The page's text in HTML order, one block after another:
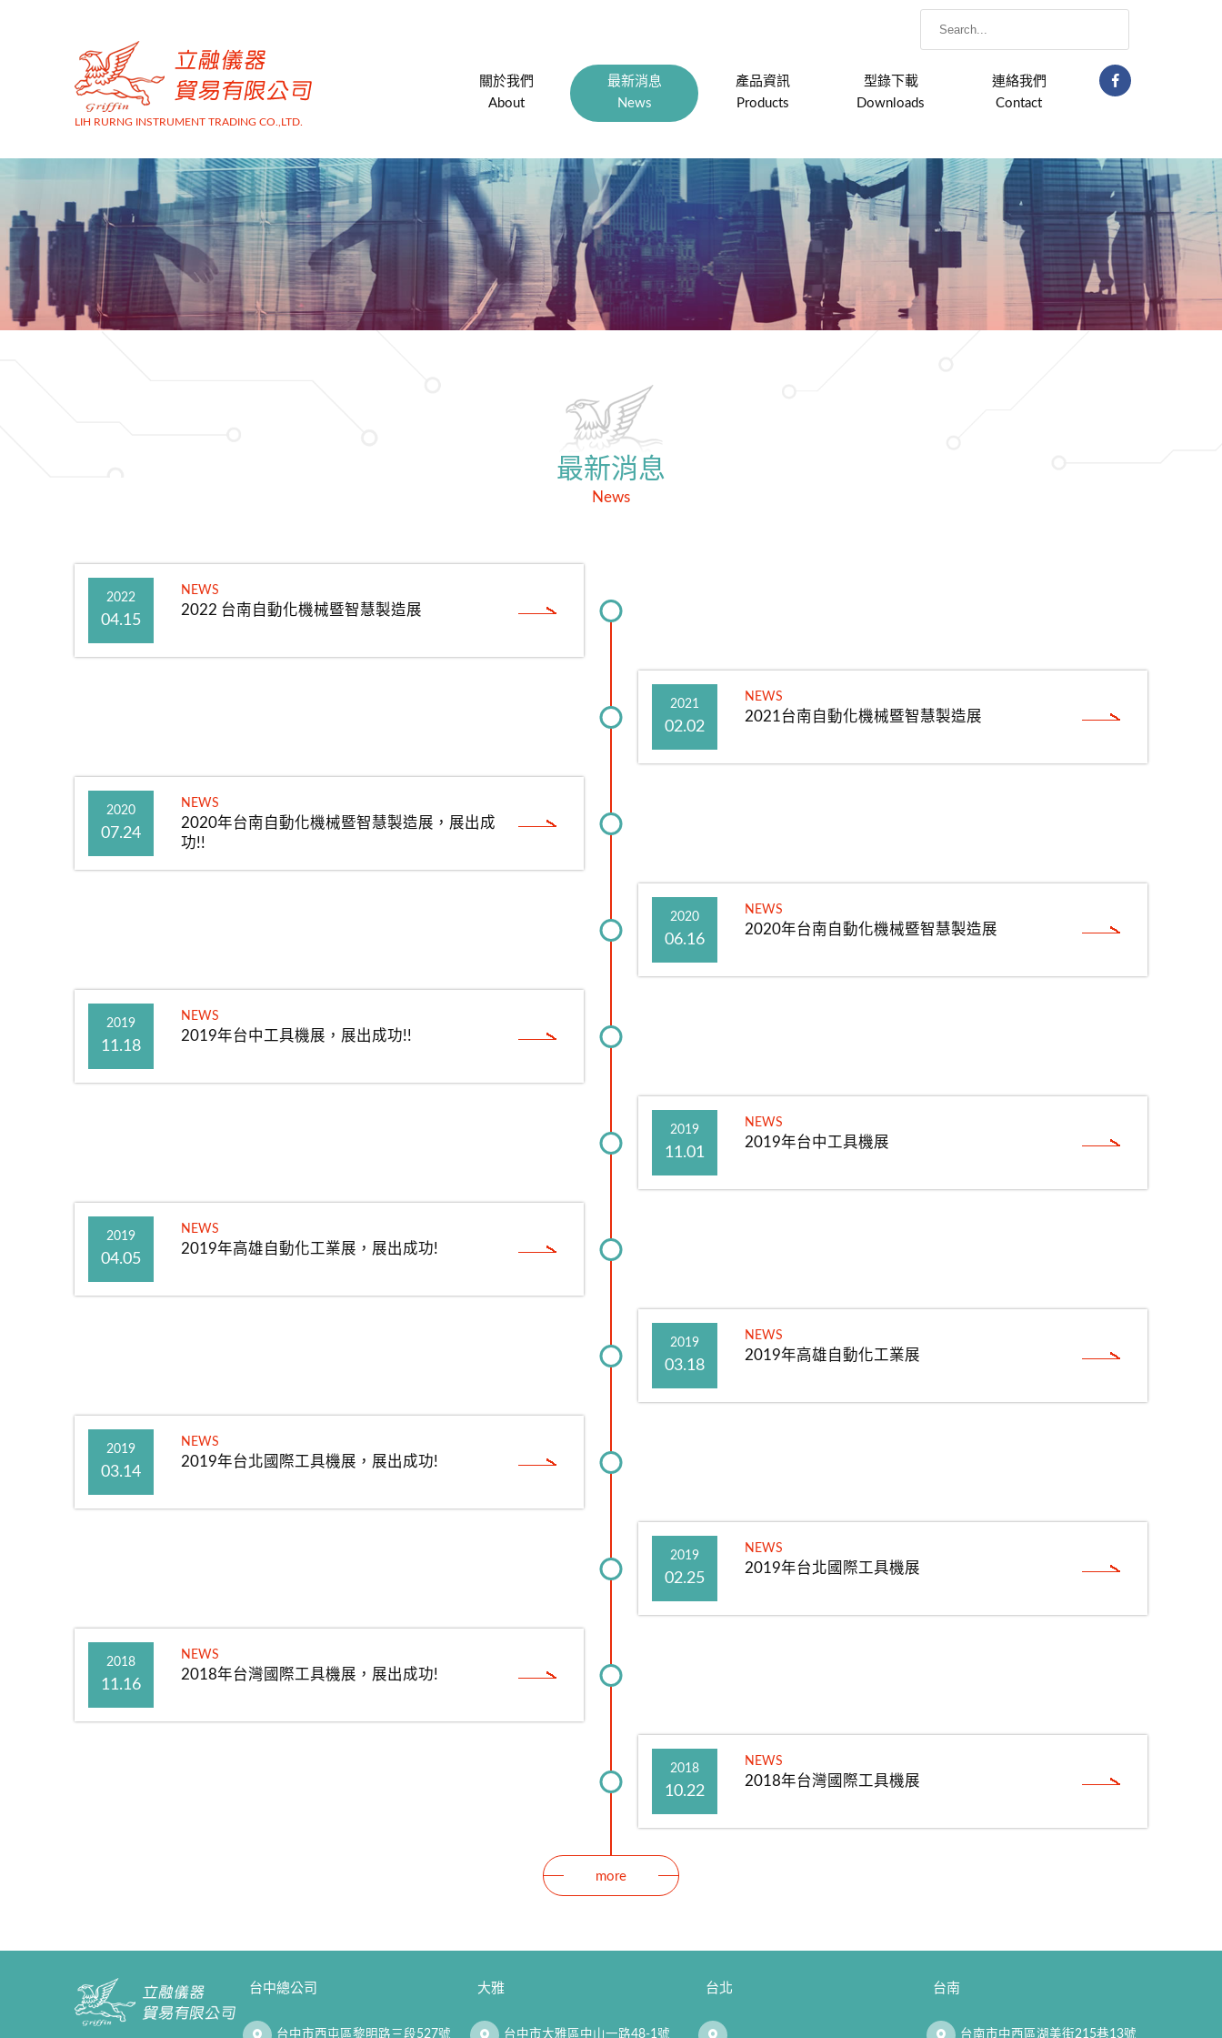
LIH RURNG INSTRUMENT TRADING CO.,LTD.
關於我們
About
最新消息
News
產品資訊
Products
型錄下載
Downloads
連絡我們
Contact
最新消息
News
2022
04.15
NEWS
2022 台南自動化機械暨智慧製造展
2021
02.02
NEWS
2021台南自動化機械暨智慧製造展
2020
07.24
NEWS
2020年台南自動化機械暨智慧製造展，展出成
功!!
2020
06.16
NEWS
2020年台南自動化機械暨智慧製造展
2019
11.18
NEWS
2019年台中工具機展，展出成功!!
2019
11.01
NEWS
2019年台中工具機展
2019
04.05
NEWS
2019年高雄自動化工業展，展出成功!
2019
03.18
NEWS
2019年高雄自動化工業展
2019
03.14
NEWS
2019年台北國際工具機展，展出成功!
2019
02.25
NEWS
2019年台北國際工具機展
2018
11.16
NEWS
2018年台灣國際工具機展，展出成功!
2018
10.22
NEWS
2018年台灣國際工具機展
more
台中總公司
台中市西屯區黎明路三段527號
大雅
台中市大雅區中山一路48-1號
台北 台南
台南市中西區湖美街215巷13號